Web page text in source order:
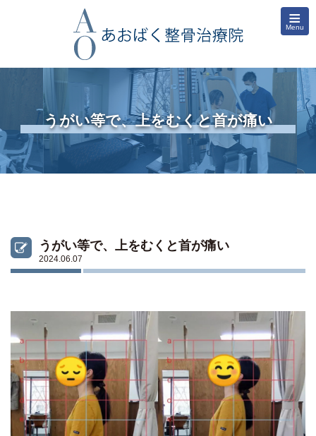
≡
Menu
うがい等で、上をむくと首が痛い
うがい等で、上をむくと首が痛い
2024.06.07